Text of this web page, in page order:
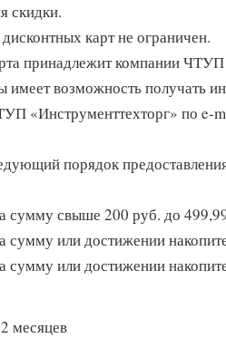
скидки.
карт не ограничен.
принадлежит компании
имеет возможность получать
«Инструменттехторг» по e-
порядок
сумму свыше 200 руб. до
сумму или достижении
сумму или достижении
месяцев